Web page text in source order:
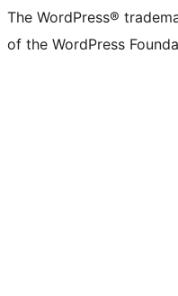
The WordPress®
of the WordPress